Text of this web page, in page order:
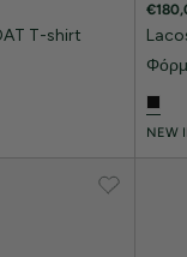
T-shirt
NEW